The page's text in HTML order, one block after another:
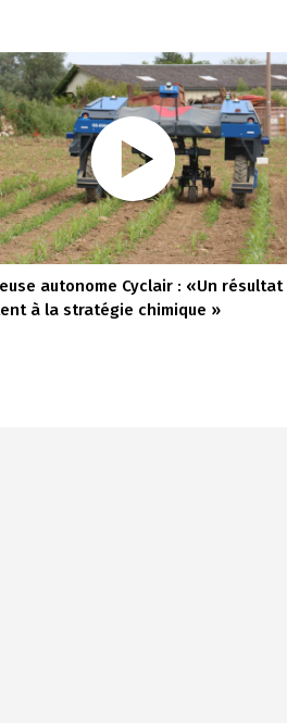
autonome Cyclair : «Un résultat
à la stratégie chimique »